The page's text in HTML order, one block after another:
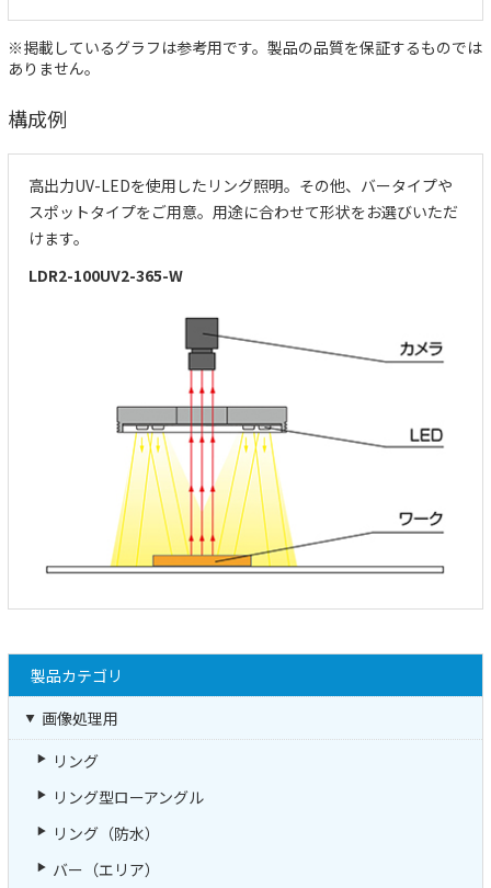
※掲載しているグラフは参考用です。製品の品質を保証するものでは
ありません。
構成例
高出力UV-LEDを使用したリング照明。その他、バータイプや
スポットタイプをご用意。用途に合わせて形状をお選びいただ
けます。
LDR2-100UV2-365-W
製品カテゴリ
画像処理用
リング
リング型ローアングル
リング（防水）
バー（エリア）